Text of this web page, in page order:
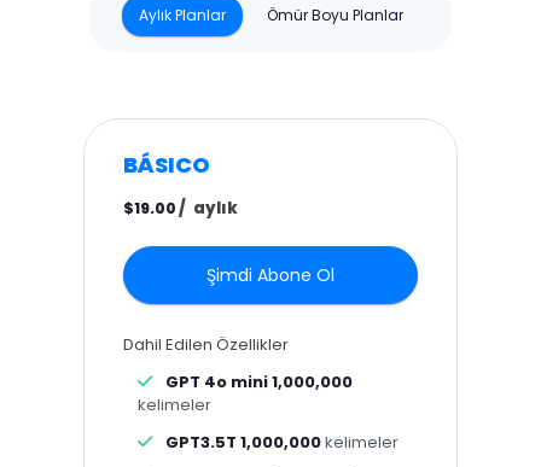
Aylık Planlar Ömür Boyu Planlar
BÁSICO
$19.00/ aylık
Şimdi Abone Ol
Dahil Edilen Özellikler
GPT 4o mini 1,000,000
kelimeler
GPT3.5T 1,000,000kelimeler